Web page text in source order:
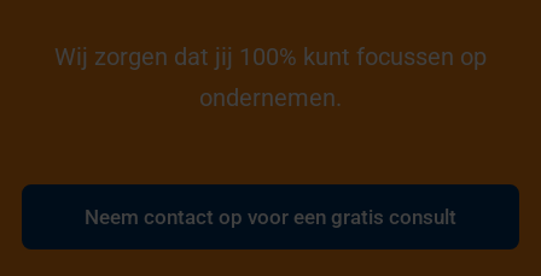
Wij zorgen dat jij 100% kunt focussen op
ondernemen.
Neem contact op voor een gratis consult